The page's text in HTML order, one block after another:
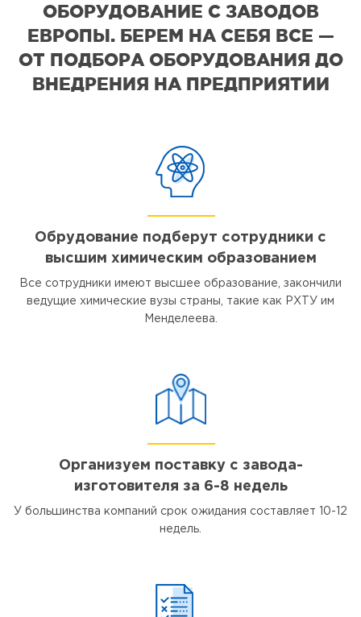
ОБОРУДОВАНИЕ С ЗАВОДОВ
ЕВРОПЫ. БЕРЕМ НА СЕБЯ ВСЕ —
ОТ ПОДБОРА ОБОРУДОВАНИЯ ДО
ВНЕДРЕНИЯ НА ПРЕДПРИЯТИИ
Обрудование подберут сотрудники с
высшим химическим образованием
Все сотрудники имеют высшее образование, закончили
ведущие химические вузы страны, такие как РХТУ им
Менделеева.
Организуем поставку с завода-
изготовителя за 6-8 недель
У большинства компаний срок ожидания составляет 10-12
недель.